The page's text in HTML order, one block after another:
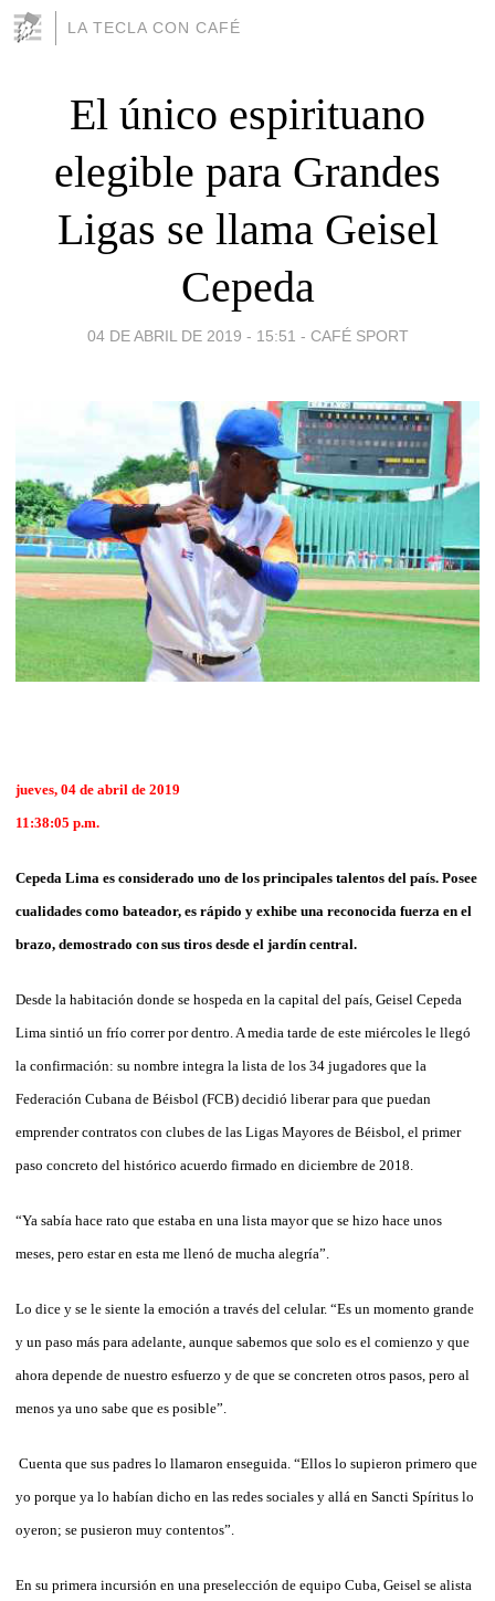
LA TECLA CON CAFÉ
El único espirituano
elegible para Grandes
Ligas se llama Geisel
Cepeda
04 DE ABRIL DE 2019 - 15:51 - CAFÉ SPORT
jueves, 04 de abril de 2019
11:38:05 p.m.
Cepeda Lima es considerado uno de los principales talentos del país. Posee
cualidades como bateador, es rápido y exhibe una reconocida fuerza en el
brazo, demostrado con sus tiros desde el jardín central.
Desde la habitación donde se hospeda en la capital del país, Geisel Cepeda
Lima sintió un frío correr por dentro. A media tarde de este miércoles le llegó
la confirmación: su nombre integra la lista de los 34 jugadores que la
Federación Cubana de Béisbol (FCB) decidió liberar para que puedan
emprender contratos con clubes de las Ligas Mayores de Béisbol, el primer
paso concreto del histórico acuerdo firmado en diciembre de 2018.
“Ya sabía hace rato que estaba en una lista mayor que se hizo hace unos
meses, pero estar en esta me llenó de mucha alegría”.
Lo dice y se le siente la emoción a través del celular. “Es un momento grande
y un paso más para adelante, aunque sabemos que solo es el comienzo y que
ahora depende de nuestro esfuerzo y de que se concreten otros pasos, pero al
menos ya uno sabe que es posible”.
Cuenta que sus padres lo llamaron enseguida. “Ellos lo supieron primero que
yo porque ya lo habían dicho en las redes sociales y allá en Sancti Spíritus lo
oyeron; se pusieron muy contentos”.
En su primera incursión en una preselección de equipo Cuba, Geisel se alista